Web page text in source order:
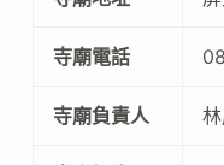
寺廟電話
寺廟負責人